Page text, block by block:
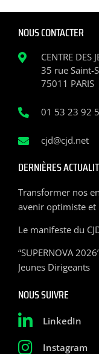
NOUS CONTACTER
CENTRE DES
35 rue Saint-
75011 PARIS
01 53 23 92
cjd@cjd.net
DERNIÈRES
Transformer nos
avenir optimiste et
Le manifeste du
“SUPERNOVA
Jeunes Dirigeants
NOUS SUIVRE
LinkedIn
Instagram